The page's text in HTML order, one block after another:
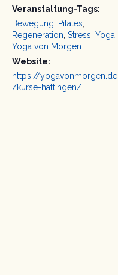
Veranstaltung-Tags:
Bewegung, Pilates,
Regeneration, Stress, Yoga,
Yoga von Morgen
Website:
https://yogavonmorgen.de
/kurse-hattingen/